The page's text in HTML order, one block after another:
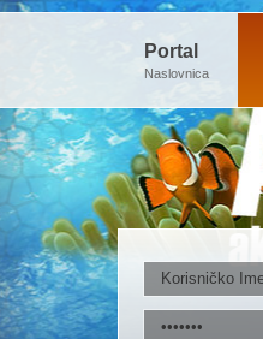
Portal
Naslovnica